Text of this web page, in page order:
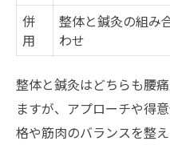
併
用
整体と鍼灸の組み
わせ
整体と鍼灸はどちらも腰
ますが、アプローチや得
格や筋肉のバランスを整